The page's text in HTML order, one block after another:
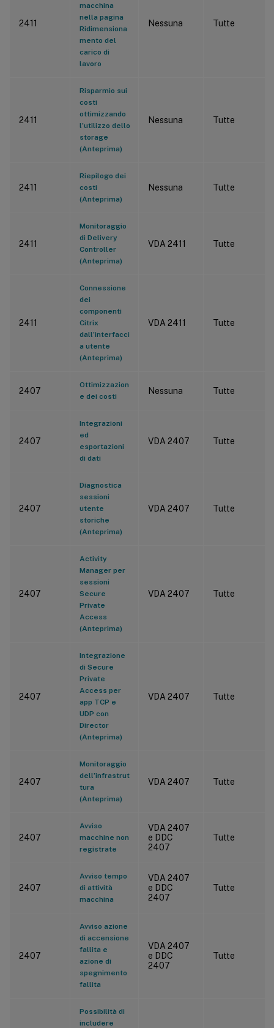
2411
macchina
nella pagina
Ridimensiona
mento del
carico di
lavoro
Nessuna Tutte
2411
Risparmio sui
costi
ottimizzando
l’utilizzo dello
storage
(Anteprima)
Nessuna Tutte
2411
Riepilogo dei
costi
(Anteprima)
Nessuna Tutte
2411
Monitoraggio
di Delivery
Controller
(Anteprima)
VDA 2411 Tutte
2411
Connessione
dei
componenti
Citrix
dall’interfacci
a utente
(Anteprima)
VDA 2411 Tutte
2407
Ottimizzazion
e dei costi
Nessuna Tutte
2407
Integrazioni
ed
esportazioni
di dati
VDA 2407 Tutte
2407
Diagnostica
sessioni
utente
storiche
(Anteprima)
VDA 2407 Tutte
2407
Activity
Manager per
sessioni
Secure
Private
Access
(Anteprima)
VDA 2407 Tutte
2407
Integrazione
di Secure
Private
Access per
app TCP e
UDP con
Director
(Anteprima)
VDA 2407 Tutte
2407
Monitoraggio
dell’infrastrut
tura
(Anteprima)
VDA 2407 Tutte
2407
Avviso
macchine non
registrate
VDA 2407
e DDC
2407
Tutte
2407
Avviso tempo
di attività
macchina
VDA 2407
e DDC
2407
Tutte
2407
Avviso azione
di accensione
fallita e
azione di
spegnimento
fallita
VDA 2407
e DDC
2407
Tutte
Possibilità di
includere